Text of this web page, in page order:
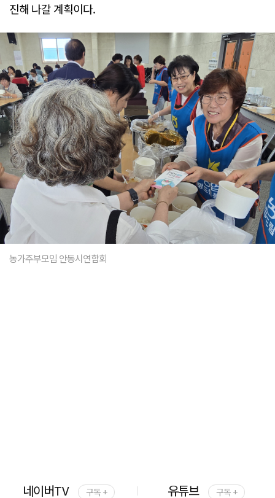
진해 나갈 계획이다.
농가주부모임 안동시연합회
네이버TV 구독 + 유튜브 구독 +